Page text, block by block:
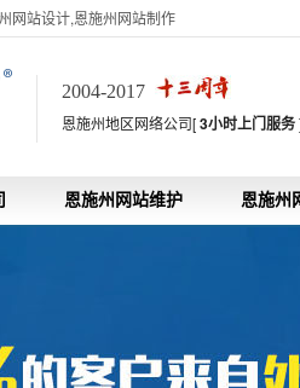
网站设计,恩施州网站制作
2004-2017
恩施州地区网络公司[3小时上门服务
恩施州网站维护 恩施州